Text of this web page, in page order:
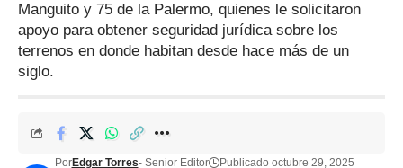
Manguito y 75 de la Palermo, quienes le solicitaron
apoyo para obtener seguridad jurídica sobre los
terrenos en donde habitan desde hace más de un
siglo.
PorEdgar Torres- Senior Editor
Publicado octubre 29, 2025